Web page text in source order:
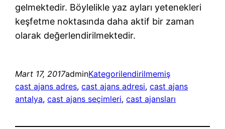
gelmektedir. Böylelikle yaz ayları yetenekleri
keşfetme noktasında daha aktif bir zaman
olarak değerlendirilmektedir.
Mart 17, 2017adminKategorilendirilmemiş
cast ajans adres, cast ajans adresi, cast ajans
antalya, cast ajans seçimleri, cast ajansları